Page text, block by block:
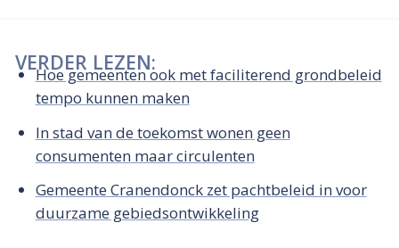
VERDER LEZEN:
Hoe gemeenten ook met faciliterend grondbeleid
tempo kunnen maken
In stad van de toekomst wonen geen
consumenten maar circulenten
Gemeente Cranendonck zet pachtbeleid in voor
duurzame gebiedsontwikkeling